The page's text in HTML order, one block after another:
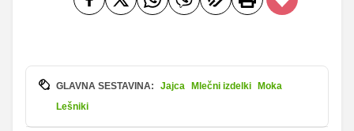
GLAVNA SESTAVINA: Jajca Mlečni izdelki Moka
Lešniki